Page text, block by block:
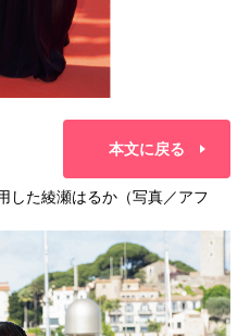
本文に戻る
した綾瀬はるか（写真／アフ